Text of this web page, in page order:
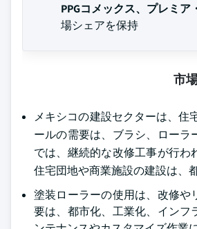
PPGコメックス、プレミ
場シェアを保持
市
メキシコの建設セクターは、住
ールの需要は、ブラシ、ロー
では、継続的な改修工事が行
住宅団地や商業施設の建設は、
塗装ローラーの使用は、改修
要は、都市化、工業化、インフ